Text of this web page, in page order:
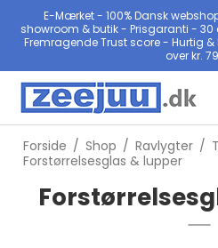
E-Mærket - 100% Dansk
showroom & butik - Prisgaranti -
Fremragende Trust score - Hurtig
over kr.
Forside / Shop / Ravlygter /
Forstørrelsesglas & lupper